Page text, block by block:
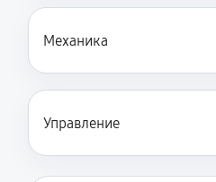
1440 руб
Ремонт или замена
2160 руб
Ремонт или замена
Механика
Управление